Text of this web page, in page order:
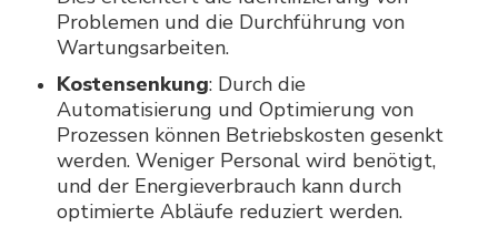
Problemen und die Durchführung von
Wartungsarbeiten.
Kostensenkung: Durch die
Automatisierung und Optimierung von
Prozessen können Betriebskosten gesenkt
werden. Weniger Personal wird benötigt,
und der Energieverbrauch kann durch
optimierte Abläufe reduziert werden.